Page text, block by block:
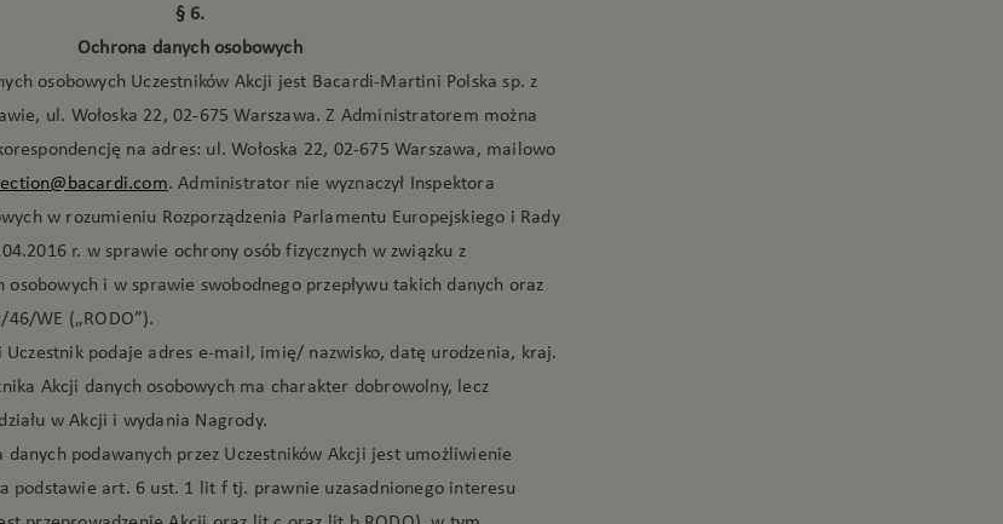
§ 6.
Ochrona danych osobowych
osobowych Uczestników Akcji jest Bacardi-Martini Polska sp. z
ul. Wołoska 22, 02-675 Warszawa. Z Administratorem można
na adres: ul. Wołoska 22, 02-675 Warszawa, mailowo
. Administrator nie wyznaczył Inspektora
w rozumieniu Rozporządzenia Parlamentu Europejskiego i Rady
r. w sprawie ochrony osób fizycznych w związku z
i w sprawie swobodnego przepływu takich danych oraz
WE („RODO”).
Uczestnik podaje adres e-mail, imię/ nazwisko, datę urodzenia, kraj.
Akcji danych osobowych ma charakter dobrowolny, lecz
w Akcji i wydania Nagrody.
podawanych przez Uczestników Akcji jest umożliwienie
podstawie art. 6 ust. 1 lit f tj. prawnie uzasadnionego interesu